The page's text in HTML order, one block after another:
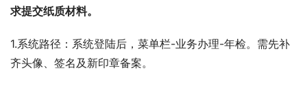
求提交纸质材料。
1.系统路径：系统登陆后，菜单栏-业务办理-年检。需先补
齐头像、签名及新印章备案。